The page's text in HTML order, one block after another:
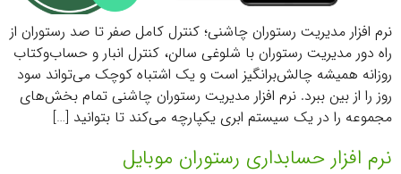
نرم افزار مدیریت رستوران چاشنی؛ کنترل کامل صفر تا صد رستوران از
راه دور مدیریت رستوران با شلوغی سالن، کنترل انبار و حساب‌وکتاب
روزانه همیشه چالش‌برانگیز است و یک اشتباه کوچک می‌تواند سود
روز را از بین ببرد. نرم افزار مدیریت رستوران چاشنی تمام بخش‌های
مجموعه را در یک سیستم ابری یکپارچه می‌کند تا بتوانید […]
نرم افزار حسابداری رستوران موبایل